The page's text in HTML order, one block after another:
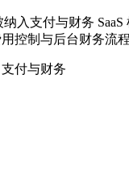
纳入支付与财务
控制与后台财务流程
支付与财务